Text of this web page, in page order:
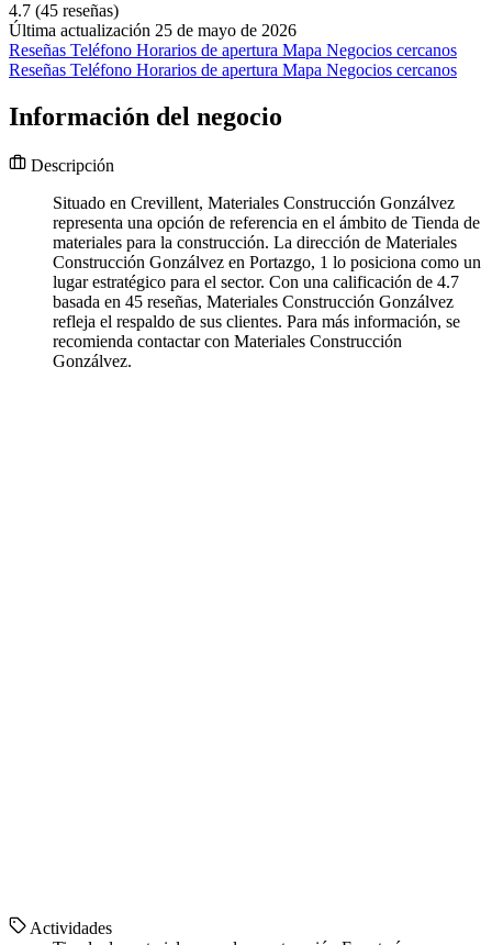
4.7 (45 reseñas)
Última actualización 25 de mayo de 2026
Reseñas Teléfono Horarios de apertura Mapa Negocios cercanos
Reseñas Teléfono Horarios de apertura Mapa Negocios cercanos
Información del negocio
Descripción
Situado en Crevillent, Materiales Construcción Gonzálvez
representa una opción de referencia en el ámbito de Tienda de
materiales para la construcción. La dirección de Materiales
Construcción Gonzálvez en Portazgo, 1 lo posiciona como un
lugar estratégico para el sector. Con una calificación de 4.7
basada en 45 reseñas, Materiales Construcción Gonzálvez
refleja el respaldo de sus clientes. Para más información, se
recomienda contactar con Materiales Construcción
Gonzálvez.
Actividades